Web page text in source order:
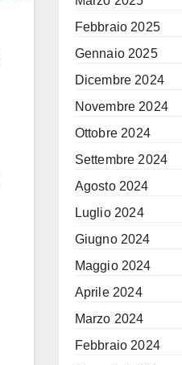
Febbraio 2025
Gennaio 2025
Dicembre 2024
Novembre 2024
Ottobre 2024
Settembre 2024
Agosto 2024
Luglio 2024
Giugno 2024
Maggio 2024
Aprile 2024
Marzo 2024
Febbraio 2024